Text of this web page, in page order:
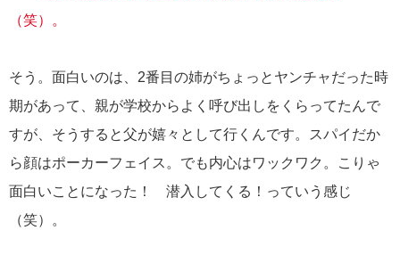
（笑）。
そう。面白いのは、2番目の姉がちょっとヤンチャだった時
期があって、親が学校からよく呼び出しをくらってたんで
すが、そうすると父が嬉々として行くんです。スパイだか
ら顔はポーカーフェイス。でも内心はワックワク。こりゃ
面白いことになった！ 潜入してくる！っていう感じ
（笑）。